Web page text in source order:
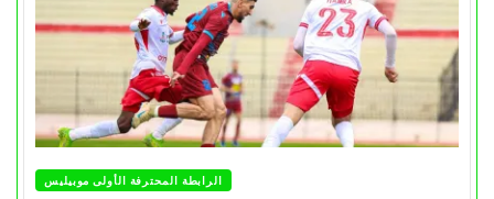
الرابطة المحترفة الأولى موبيليس